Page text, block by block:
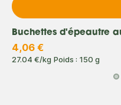
Buchettes d'épeautre
4,06 €
27.04 €/kg Poids : 150 g